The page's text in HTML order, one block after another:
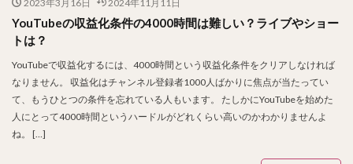
2023年3月16日 2024年11月11日
YouTubeの収益化条件の4000時間は難しい？ライブやショー
トは？
YouTubeで収益化するには、4000時間という収益化条件をクリアしなければ
なりません。 収益化はチャンネル登録者1000人ばかりに焦点が当たってい
て、もうひとつの条件を忘れている人もいます。 たしかにYouTubeを始めた
人にとって4000時間というハードルがどれくらい高いのかわかりませんよ
ね。 […]